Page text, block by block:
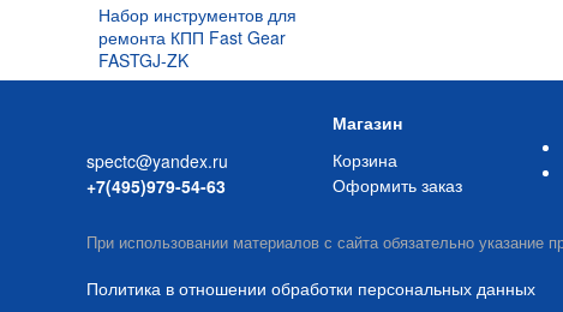
Набор инструментов для
ремонта КПП Fast Gear
FASTGJ-ZK
spectc@yandex.ru
+7(495)979-54-63
Магазин
Корзина
Оформить заказ
При использовании материалов с сайта обязательно указание
Политика в отношении обработки персональных данных